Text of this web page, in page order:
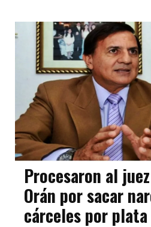
Procesaron al
Orán por sacar
cárceles por plata